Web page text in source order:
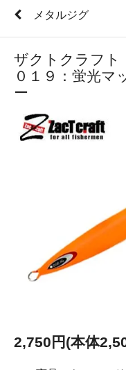
メタルジグ
ザクトクラフ
０１９：蛍光マ
ー
2,750円(本体